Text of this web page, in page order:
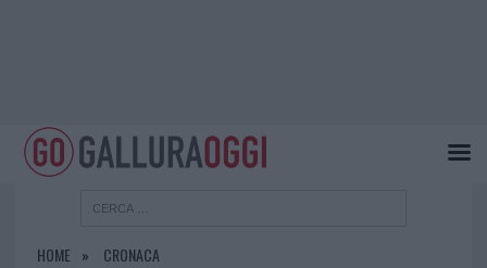
HOME CRONACA